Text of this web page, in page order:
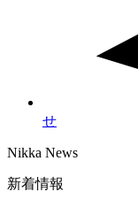
せ
Nikka News
新着情報